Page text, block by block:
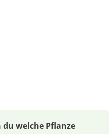
du welche Pflanze